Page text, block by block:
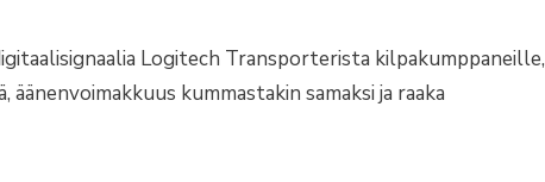
Logitech Transporterista kilpakumppaneille,
äänenvoimakkuus kummastakin samaksi ja raaka